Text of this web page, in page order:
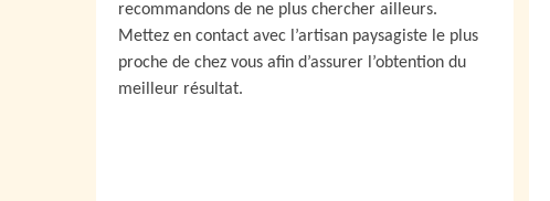
recommandons de ne plus chercher ailleurs.
Mettez en contact avec l’artisan paysagiste le plus
proche de chez vous afin d’assurer l’obtention du
meilleur résultat.